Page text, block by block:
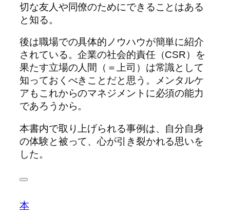
切な友人や同僚のためにできることはある
と知る。
後は職場での具体的ノウハウが簡単に紹介
されている。企業の社会的責任（CSR）を
果たす立場の人間（＝上司）は常識として
知っておくべきことだと思う。メンタルケ
アもこれからのマネジメントに必須の能力
であろうから。
本書内で取り上げられる事例は、自分自身
の体験と被って、心が引き裂かれる思いを
した。
本